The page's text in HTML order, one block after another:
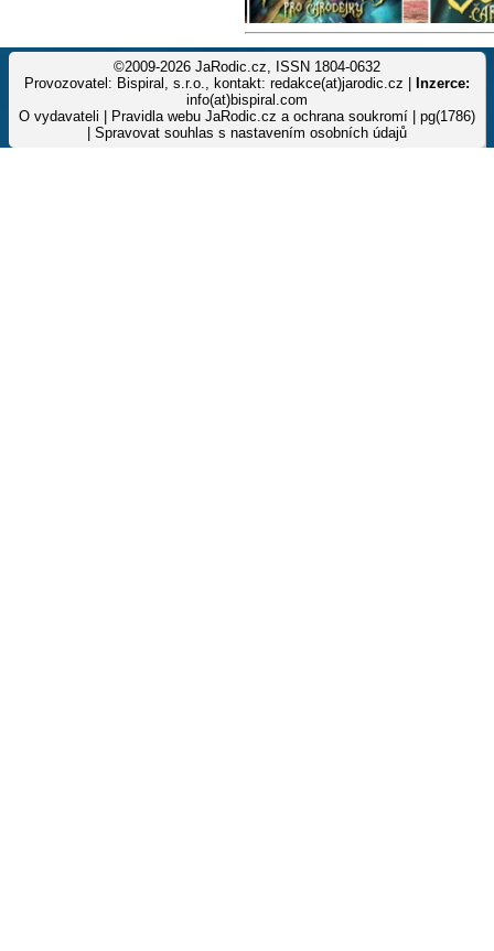
©2009-2026 JaRodic.cz, ISSN 1804-0632
Provozovatel: Bispiral, s.r.o., kontakt: redakce(at)jarodic.cz |
Inzerce:
info(at)bispiral.com
O vydavateli
Pravidla webu JaRodic.cz a ochrana soukromí | pg(1786)
Spravovat souhlas s nastavením osobních údajů